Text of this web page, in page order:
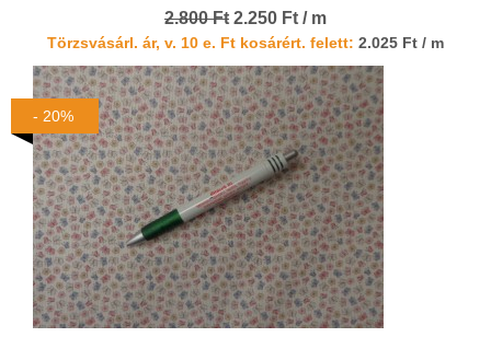
2.800 Ft 2.250 Ft / m
Törzsvásárl. ár, v. 10 e. Ft kosárért. felett: 2.025 Ft / m
- 20%